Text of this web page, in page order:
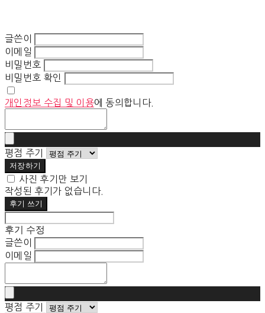
글쓴이
이메일
비밀번호
비밀번호 확인
개인정보 수집 및 이용에 동의합니다.
평점 주기
저장하기
사진 후기만 보기
작성된 후기가 없습니다.
후기 쓰기
후기 수정
글쓴이
이메일
평점 주기